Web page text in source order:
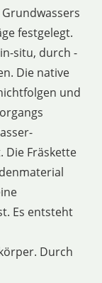
festgelegt.
situ, durch -
Die native
und
Die Fräskette
Es entsteht
Durch